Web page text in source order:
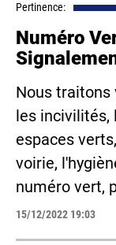
Pertinence:
Numéro
Nous traitons
les incivilités,
espaces
voirie,
numéro vert,
15/12/2022 19:03